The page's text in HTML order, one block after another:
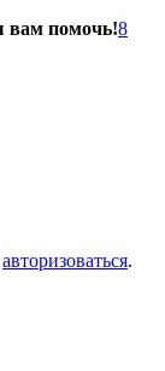
вам помочь!8
авторизоваться.